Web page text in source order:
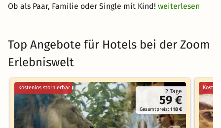
Ob als Paar, Familie oder Single mit Kind! weiterlesen
Top Angebote für Hotels bei der Zoom
Erlebniswelt
2 Tage
59 €
Gesamtpreis:118 €
Kostenlos stornierbar